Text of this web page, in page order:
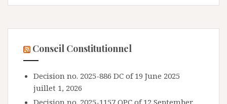
Conseil Constitutionnel
Decision no. 2025-886 DC of 19 June 2025
juillet 1, 2026
Decision no. 2025-1157 QPC of 12 September